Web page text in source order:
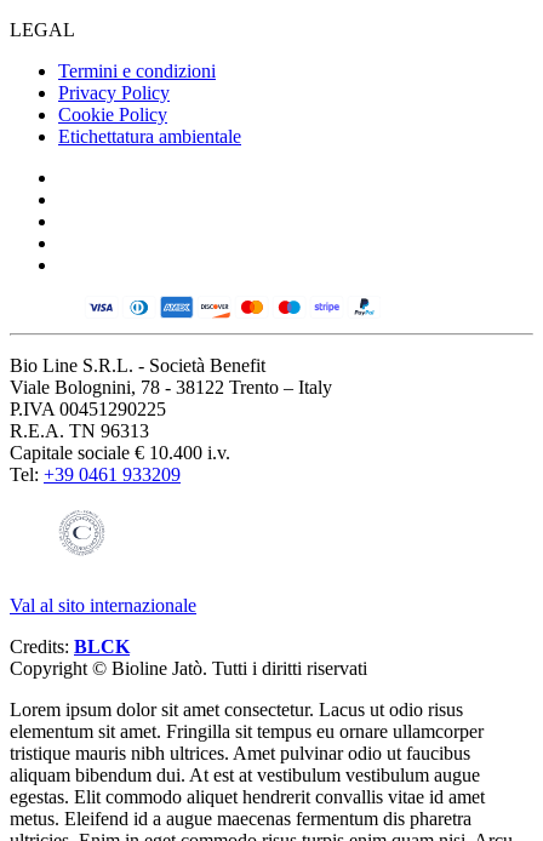
LEGAL
Termini e condizioni
Privacy Policy
Cookie Policy
Etichettatura ambientale
Bio Line S.R.L. - Società Benefit
Viale Bolognini, 78 - 38122 Trento – Italy
P.IVA 00451290225
R.E.A. TN 96313
Capitale sociale € 10.400 i.v.
Tel: +39 0461 933209
Val al sito internazionale
Credits: BLCK
Copyright © Bioline Jatò. Tutti i diritti riservati
Lorem ipsum dolor sit amet consectetur. Lacus ut odio risus
elementum sit amet. Fringilla sit tempus eu ornare ullamcorper
tristique mauris nibh ultrices. Amet pulvinar odio ut faucibus
aliquam bibendum dui. At est at vestibulum vestibulum augue
egestas. Elit commodo aliquet hendrerit convallis vitae id amet
metus. Eleifend id a augue maecenas fermentum dis pharetra